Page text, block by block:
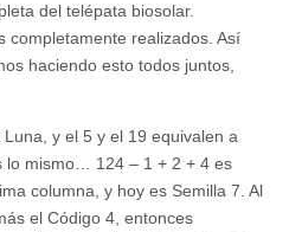
del telépata biosolar.
completamente realizados. Así
haciendo esto todos juntos,
y el 5 y el 19 equivalen a
lo mismo… 124 – 1 + 2 + 4 es
columna, y hoy es Semilla 7. Al
el Código 4, entonces